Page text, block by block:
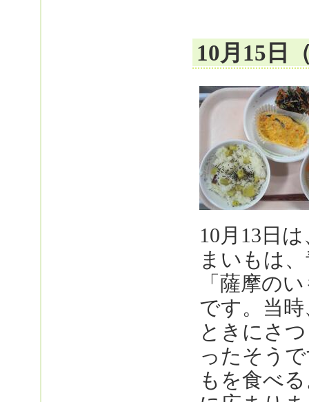
10月15日
10月13日
まいもは
「薩摩の
です。当
ときにさ
ったそう
もを食べ